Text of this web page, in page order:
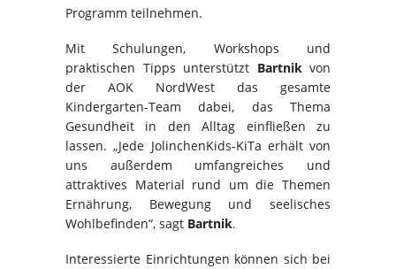
Programm teilnehmen.
Mit Schulungen, Workshops und
praktischen Tipps unterstützt Bartnikvon
der AOK NordWest das gesamte
Kindergarten-Team dabei, das Thema
Gesundheit in den Alltag einfließen zu
lassen. „Jede JolinchenKids-KiTa erhält von
uns außerdem umfangreiches und
attraktives Material rund um die Themen
Ernährung, Bewegung und seelisches
Wohlbefinden“, sagt Bartnik.
Interessierte Einrichtungen können sich bei